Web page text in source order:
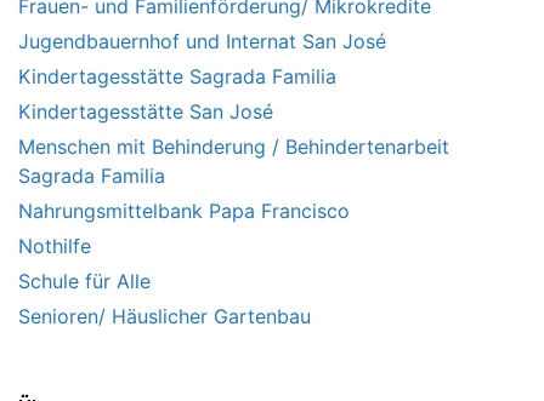
Frauen- und Familienförderung/ Mikrokredite
Jugendbauernhof und Internat San José
Kindertagesstätte Sagrada Familia
Kindertagesstätte San José
Menschen mit Behinderung / Behindertenarbeit
Sagrada Familia
Nahrungsmittelbank Papa Francisco
Nothilfe
Schule für Alle
Senioren/ Häuslicher Gartenbau